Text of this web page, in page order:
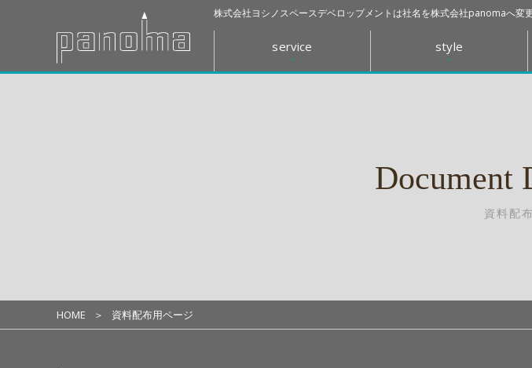
service style
株式会社ヨシノスペースデベロップメントは社名を株式会社panomaへ変
Document
資料配
HOME 資料配布用ページ